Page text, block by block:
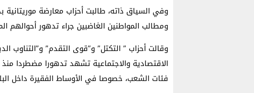
وفي السياق ذاته، طالبت أحزاب معارضة موريتانية
ومطالب المواطنين الغاضبين جراء تدهور أحوالهم
وقالت أحزاب ” التكتل” و”قوى التقدم” و”التناوب
الاقتصادية والاجتماعية تشهد تدهورا مضطردا
فئات الشعب، خصوصا في الأوساط الفقيرة داخل